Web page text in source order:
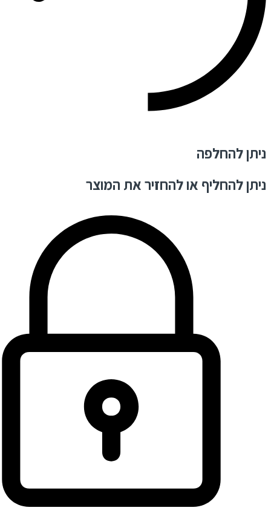
ניתן להחלפה
ניתן להחליף או להחזיר את המוצר